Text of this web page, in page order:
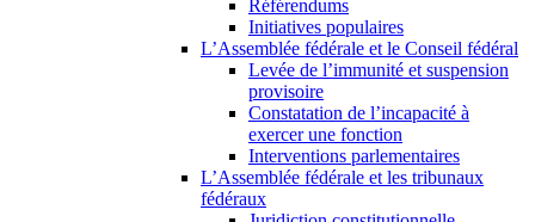
Référendums
Initiatives populaires
L’Assemblée fédérale et le Conseil fédéral
Levée de l’immunité et suspension
provisoire
Constatation de l’incapacité à
exercer une fonction
Interventions parlementaires
L’Assemblée fédérale et les tribunaux
fédéraux